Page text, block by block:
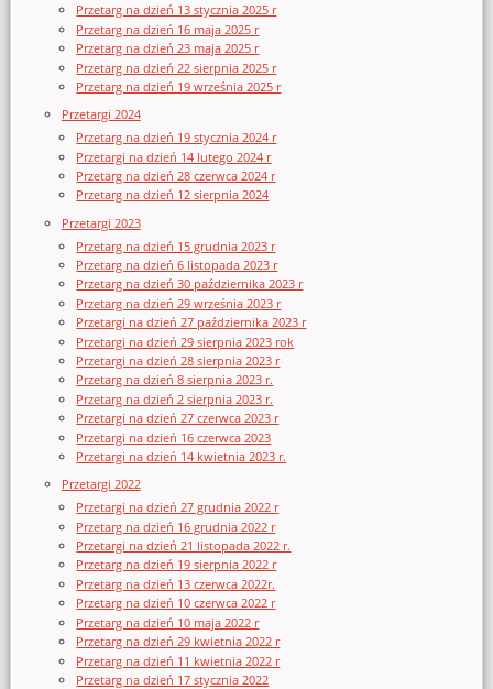
Przetarg na dzień 13 stycznia 2025 r
Przetarg na dzień 16 maja 2025 r
Przetarg na dzień 23 maja 2025 r
Przetarg na dzień 22 sierpnia 2025 r
Przetarg na dzień 19 września 2025 r
Przetargi 2024
Przetarg na dzień 19 stycznia 2024 r
Przetargi na dzień 14 lutego 2024 r
Przetarg na dzień 28 czerwca 2024 r
Przetarg na dzień 12 sierpnia 2024
Przetargi 2023
Przetarg na dzień 15 grudnia 2023 r
Przetarg na dzień 6 listopada 2023 r
Przetarg na dzień 30 października 2023 r
Przetarg na dzień 29 września 2023 r
Przetargi na dzień 27 października 2023 r
Przetargi na dzień 29 sierpnia 2023 rok
Przetargi na dzień 28 sierpnia 2023 r
Przetarg na dzień 8 sierpnia 2023 r.
Przetarg na dzień 2 sierpnia 2023 r.
Przetargi na dzień 27 czerwca 2023 r
Przetargi na dzień 16 czerwca 2023
Przetargi na dzień 14 kwietnia 2023 r.
Przetargi 2022
Przetargi na dzień 27 grudnia 2022 r
Przetarg na dzień 16 grudnia 2022 r
Przetargi na dzień 21 listopada 2022 r.
Przetarg na dzień 19 sierpnia 2022 r
Przetarg na dzień 13 czerwca 2022r.
Przetarg na dzień 10 czerwca 2022 r
Przetarg na dzień 10 maja 2022 r
Przetarg na dzień 29 kwietnia 2022 r
Przetarg na dzień 11 kwietnia 2022 r
Przetarg na dzień 17 stycznia 2022